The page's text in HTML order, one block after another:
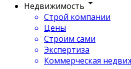
Недвижимость
Строй компании
Цены
Строим сами
Экспертиза
Коммерческая